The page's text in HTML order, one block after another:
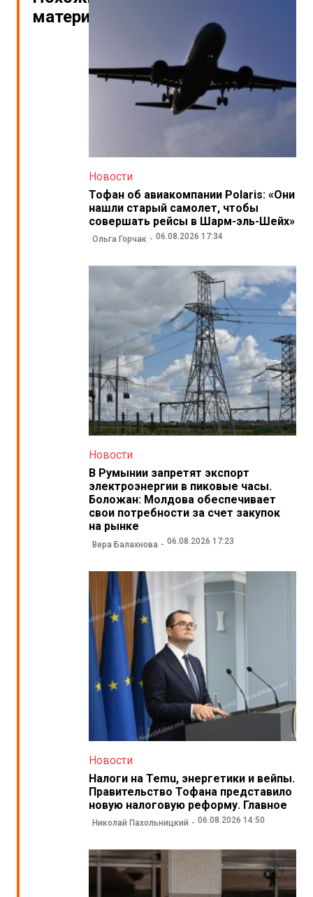
материалы
Новости
Тофан об авиакомпании Polaris: «Они
нашли старый самолет, чтобы
совершать рейсы в Шарм-эль-Шейх»
Ольга Горчак 06.08.2026 17:34
Новости
В Румынии запретят экспорт
электроэнергии в пиковые часы.
Боложан: Молдова обеспечивает
свои потребности за счет закупок
на рынке
Вера Балахнова 06.08.2026 17:23
Новости
Налоги на Temu, энергетики и вейпы.
Правительство Тофана представило
новую налоговую реформу. Главное
Николай Пахольницкий 06.08.2026 14:50